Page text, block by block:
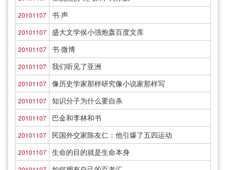
20101107 书·声
20101107 盛大文学侯小强炮轰百度文库
20101107 书·微博
20101107 我们听见了亚洲
20101107 像历史学家那样研究像小说家那样写
20101107 知识分子为什么要自杀
20101107 巴金和李林和书
20101107 民国外交家陈友仁：他引爆了五四运动
20101107 生命的目的就是生命本身